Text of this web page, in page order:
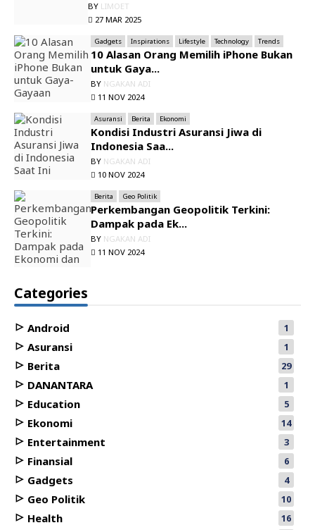
BY LIMOET
27 MAR 2025
Gadgets Inspirations Lifestyle Technology Trends
10 Alasan Orang Memilih iPhone Bukan
untuk Gaya...
BY NGAKAN ADI
11 NOV 2024
Asuransi Berita Ekonomi
Kondisi Industri Asuransi Jiwa di
Indonesia Saa...
BY NGAKAN ADI
10 NOV 2024
Berita Geo Politik
Perkembangan Geopolitik Terkini:
Dampak pada Ek...
BY NGAKAN ADI
11 NOV 2024
Categories
Android 1
Asuransi 1
Berita 29
DANANTARA 1
Education 5
Ekonomi 14
Entertainment 3
Finansial 6
Gadgets 4
Geo Politik 10
Health 16